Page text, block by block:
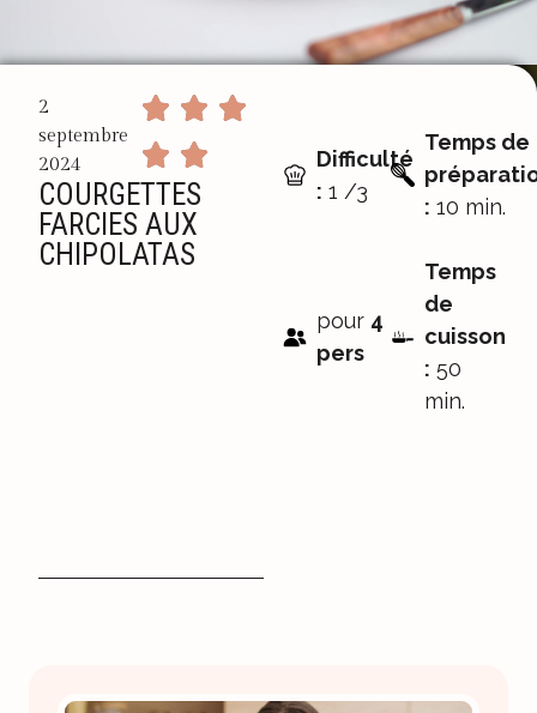
2
septembre
2024
COURGETTES
FARCIES AUX
CHIPOLATAS
Difficulté
: 1 /3
Temps de
: 10 min.
pour 4
pers
Temps
de
cuisson
: 50
min.